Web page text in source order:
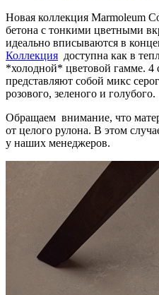
Новая коллекция Marmoleum
бетона с тонкими цветными
идеально вписываются в
Коллекция доступна как в
*холодной* цветовой гамме. 4
представляют собой микс
розового, зеленого и голубого.
Обращаем внимание, что
от целого рулона. В этом
у наших менеджеров.